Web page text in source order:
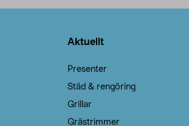
Aktuellt
Presenter
Städ & rengöring
Grillar
Grästrimmer